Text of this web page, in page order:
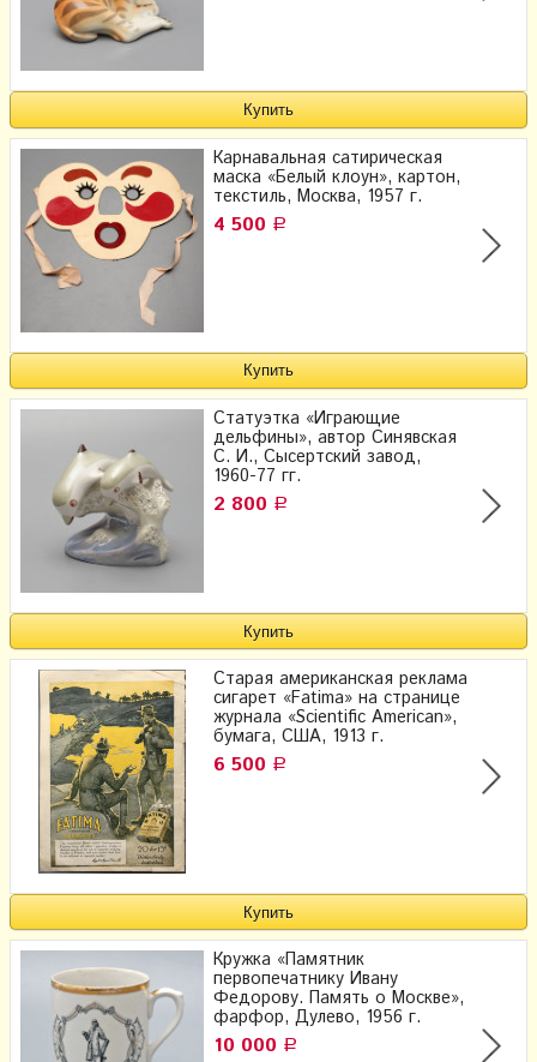
Карнавальная сатирическая
маска «Белый клоун», картон,
текстиль, Москва, 1957 г.
4 500 Р
Статуэтка «Играющие
дельфины», ​автор Синявская
С. И., Сысертский завод,
1960-77 гг.
2 800 Р
Старая американская реклама
сигарет «Fatima» на странице
журнала «Scientific American»,
бумага, США, 1913 г.
6 500 Р
Кружка «Памятник
первопечатнику Ивану
Федорову. Память о Москве»,
фарфор, Дулево, 1956 г.
10 000 Р